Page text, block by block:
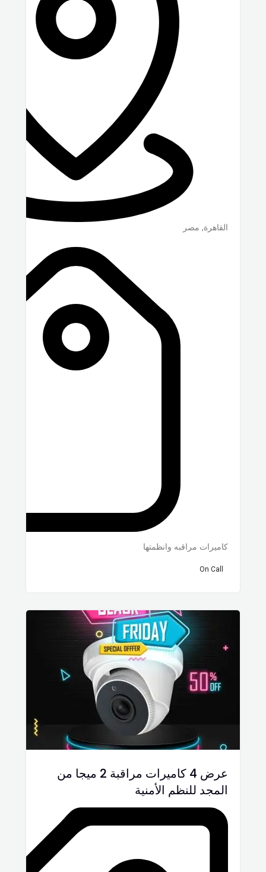
القاهرة, مصر
كاميرات مراقبه وانظمتها
On Call
عرض 4 كاميرات مراقبة 2 ميجا من
المجد للنظم الأمنية